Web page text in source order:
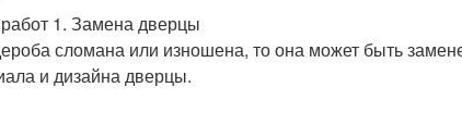
1. Замена дверцы
сломана или изношена, то она может быть
и дизайна дверцы.